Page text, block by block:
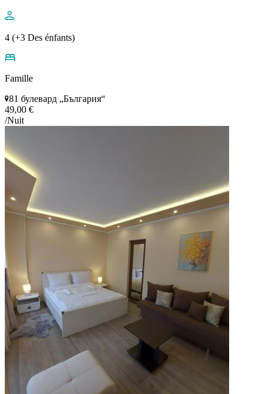
4 (+3 Des énfants)
Famille
81 булевард „България“
49,00 €
/Nuit